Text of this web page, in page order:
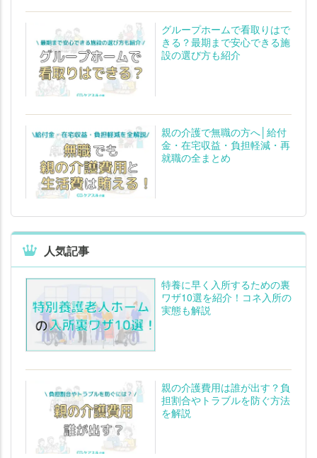
グループホームで看取りはで
きる？最期まで安心できる施
設の選び方も紹介
親の介護で無職の方へ│給付
金・在宅収益・負担軽減・再
就職の全まとめ
人気記事
特養に早く入所するための裏
ワザ10選を紹介！コネ入所の
実態も解説
親の介護費用は誰が出す？負
担割合やトラブルを防ぐ方法
を解説